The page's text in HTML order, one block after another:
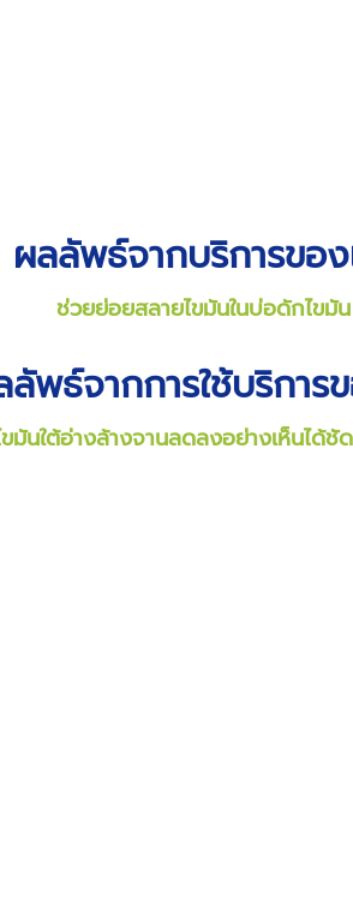
ผลลัพธ์จากบริการของ
ช่วยย่อยสลายไขมันในบ่อดักไขมัน
พธ์จากการใช้บริการข
ขมันใต้อ่างล้างจานลดลงอย่างเห็นได้